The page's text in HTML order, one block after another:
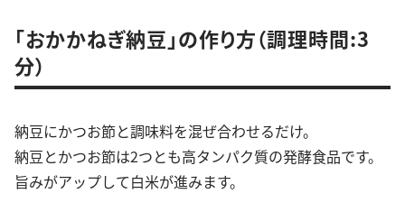
「おかかねぎ納豆」の作り方（調理時間:3
分）
納豆にかつお節と調味料を混ぜ合わせるだけ。
納豆とかつお節は2つとも高タンパク質の発酵食品です。
旨みがアップして白米が進みます。